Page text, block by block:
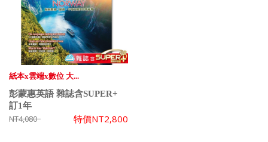
紙本x雲端x數位 大...
彭蒙惠英語 雜誌含SUPER+
訂1年
NT4,080 特價NT2,800